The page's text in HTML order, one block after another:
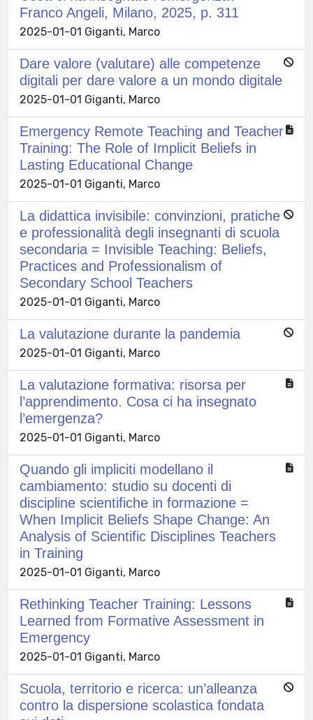
Franco Angeli, Milano, 2025, p. 311
2025-01-01 Giganti, Marco
Dare valore (valutare) alle competenze
digitali per dare valore a un mondo digitale
2025-01-01 Giganti, Marco
Emergency Remote Teaching and Teacher
Training: The Role of Implicit Beliefs in
Lasting Educational Change
2025-01-01 Giganti, Marco
La didattica invisibile: convinzioni, pratiche
e professionalità degli insegnanti di scuola
secondaria = Invisible Teaching: Beliefs,
Practices and Professionalism of
Secondary School Teachers
2025-01-01 Giganti, Marco
La valutazione durante la pandemia
2025-01-01 Giganti, Marco
La valutazione formativa: risorsa per
l’apprendimento. Cosa ci ha insegnato
l’emergenza?
2025-01-01 Giganti, Marco
Quando gli impliciti modellano il
cambiamento: studio su docenti di
discipline scientifiche in formazione =
When Implicit Beliefs Shape Change: An
Analysis of Scientific Disciplines Teachers
in Training
2025-01-01 Giganti, Marco
Rethinking Teacher Training: Lessons
Learned from Formative Assessment in
Emergency
2025-01-01 Giganti, Marco
Scuola, territorio e ricerca: un’alleanza
contro la dispersione scolastica fondata